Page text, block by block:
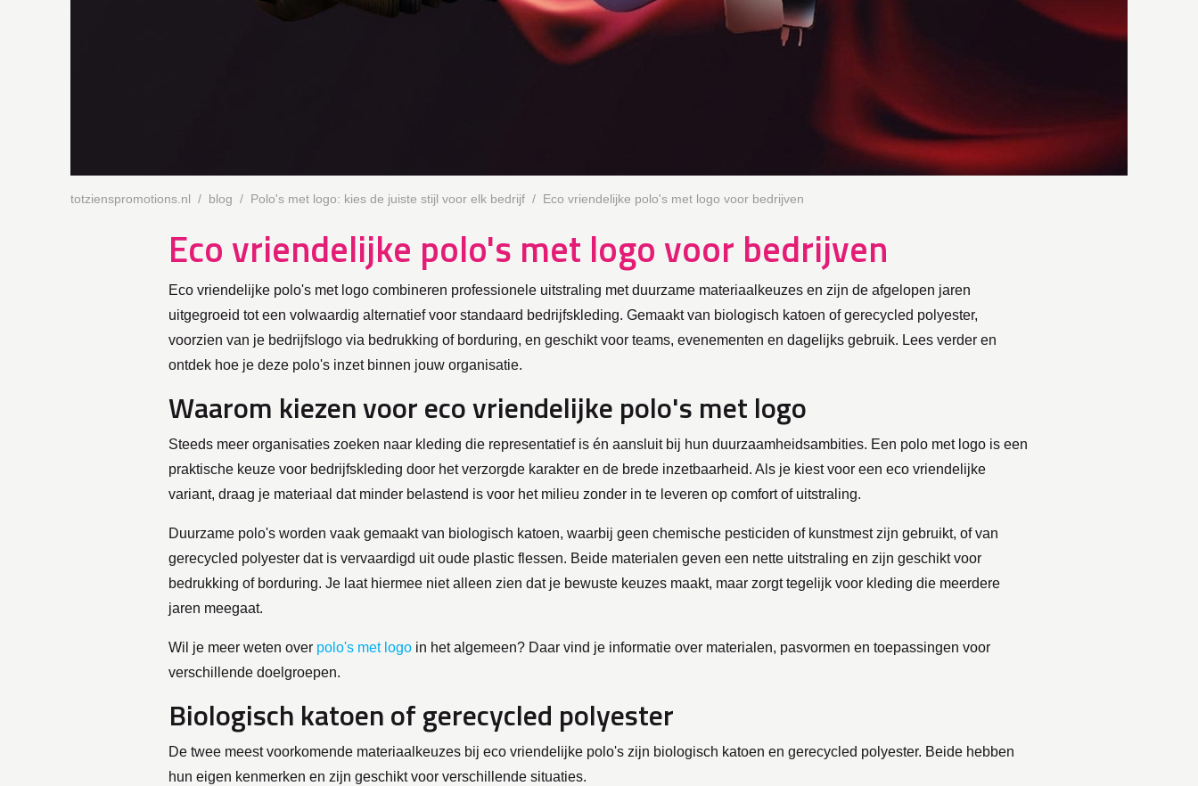
totzienspromotions.nl blog Polo's met logo: kies de juiste stijl voor elk bedrijf Eco vriendelijke polo's met logo voor bedrijven
Eco vriendelijke polo's met logo voor bedrijven
Eco vriendelijke polo's met logo combineren professionele uitstraling met duurzame materiaalkeuzes en zijn de afgelopen jaren
uitgegroeid tot een volwaardig alternatief voor standaard bedrijfskleding. Gemaakt van biologisch katoen of gerecycled polyester,
voorzien van je bedrijfslogo via bedrukking of borduring, en geschikt voor teams, evenementen en dagelijks gebruik. Lees verder en
ontdek hoe je deze polo's inzet binnen jouw organisatie.
Waarom kiezen voor eco vriendelijke polo's met logo
Steeds meer organisaties zoeken naar kleding die representatief is én aansluit bij hun duurzaamheidsambities. Een polo met logo is een
praktische keuze voor bedrijfskleding door het verzorgde karakter en de brede inzetbaarheid. Als je kiest voor een eco vriendelijke
variant, draag je materiaal dat minder belastend is voor het milieu zonder in te leveren op comfort of uitstraling.
Duurzame polo's worden vaak gemaakt van biologisch katoen, waarbij geen chemische pesticiden of kunstmest zijn gebruikt, of van
gerecycled polyester dat is vervaardigd uit oude plastic flessen. Beide materialen geven een nette uitstraling en zijn geschikt voor
bedrukking of borduring. Je laat hiermee niet alleen zien dat je bewuste keuzes maakt, maar zorgt tegelijk voor kleding die meerdere
jaren meegaat.
Wil je meer weten over polo's met logo in het algemeen? Daar vind je informatie over materialen, pasvormen en toepassingen voor
verschillende doelgroepen.
Biologisch katoen of gerecycled polyester
De twee meest voorkomende materiaalkeuzes bij eco vriendelijke polo's zijn biologisch katoen en gerecycled polyester. Beide hebben
hun eigen kenmerken en zijn geschikt voor verschillende situaties.